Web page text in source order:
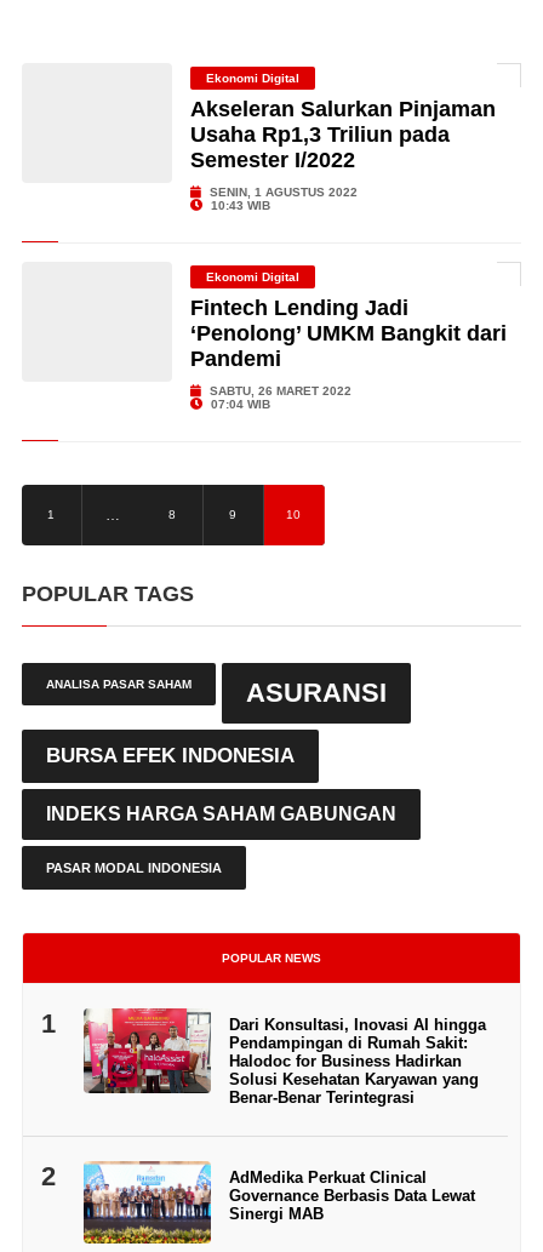
Ekonomi Digital
Akseleran Salurkan Pinjaman
Usaha Rp1,3 Triliun pada
Semester I/2022
SENIN, 1 AGUSTUS 2022
10:43 WIB
Ekonomi Digital
Fintech Lending Jadi
‘Penolong’ UMKM Bangkit dari
Pandemi
SABTU, 26 MARET 2022
07:04 WIB
1 … 8 9 10
POPULAR TAGS
ANALISA PASAR SAHAM ASURANSI
BURSA EFEK INDONESIA
INDEKS HARGA SAHAM GABUNGAN
PASAR MODAL INDONESIA
POPULAR NEWS
1
Dari Konsultasi, Inovasi AI hingga
Pendampingan di Rumah Sakit:
Halodoc for Business Hadirkan
Solusi Kesehatan Karyawan yang
Benar-Benar Terintegrasi
2
AdMedika Perkuat Clinical
Governance Berbasis Data Lewat
Sinergi MAB